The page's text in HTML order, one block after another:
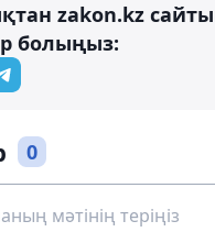
zakon.kz
болыңыз:
0